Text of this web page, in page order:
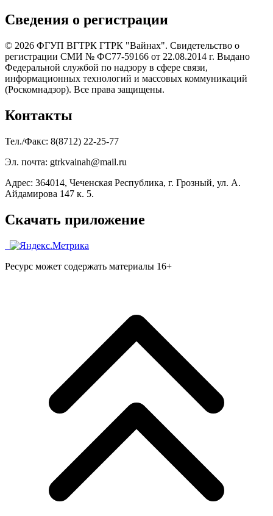
Сведения о регистрации
© 2026 ФГУП ВГТРК ГТРК "Вайнах". Свидетельство о
регистрации СМИ № ФС77-59166 от 22.08.2014 г. Выдано
Федеральной службой по надзору в сфере связи,
информационных технологий и массовых коммуникаций
(Роскомнадзор). Все права защищены.
Контакты
Тел./Факс: 8(8712) 22-25-77
Эл. почта: gtrkvainah@mail.ru
Адрес: 364014, Чеченская Республика, г. Грозный, ул. А.
Айдамирова 147 к. 5.
Скачать приложение
Ресурс может содержать материалы 16+